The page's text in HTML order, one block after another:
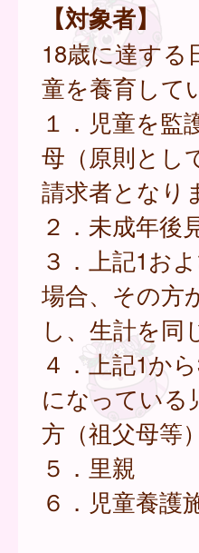
【対象者】
18歳に達する
童を養育して
１．児童を監
母（原則とし
請求者となり
２．未成年後
３．上記1お
場合、その方
し、生計を同
４．上記1か
になっている
方（祖父母等）
５．里親
６．児童養護